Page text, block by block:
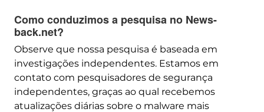
Como conduzimos a pesquisa no News-
back.net?
Observe que nossa pesquisa é baseada em
investigações independentes. Estamos em
contato com pesquisadores de segurança
independentes, graças ao qual recebemos
atualizações diárias sobre o malware mais